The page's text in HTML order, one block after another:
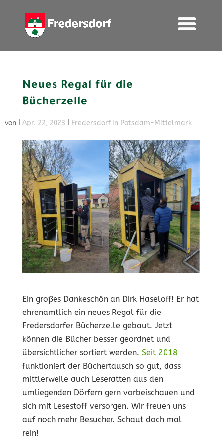
Neues Regal für die
Bücherzelle
von Apr. 22, 2023 Fredersdorf in Potsdam-Mittelmark
Ein großes Dankeschön an Dirk Haseloff! Er hat
ehrenamtlich ein neues Regal für die
Fredersdorfer Bücherzelle gebaut. Jetzt
können die Bücher besser geordnet und
übersichtlicher sortiert werden. Seit 2018
funktioniert der Büchertausch so gut, dass
mittlerweile auch Leseratten aus den
umliegenden Dörfern gern vorbeischauen und
sich mit Lesestoff versorgen. Wir freuen uns
auf noch mehr Besucher. Schaut doch mal
rein!